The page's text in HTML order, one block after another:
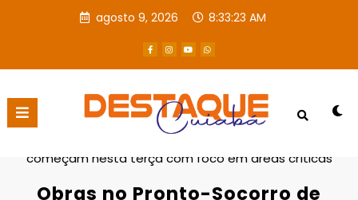
agosto 9, 2026 8:33:24 AM
Página inicial
Destaques
começam nesta terça com foco em áreas críticas
Obras no Pronto-Socorro de